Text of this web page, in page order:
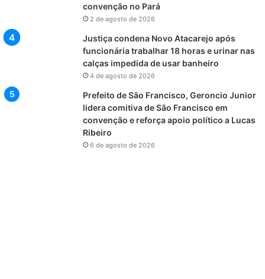
convenção no Pará
2 de agosto de 2026
Justiça condena Novo Atacarejo após
funcionária trabalhar 18 horas e urinar nas
calças impedida de usar banheiro
4 de agosto de 2026
Prefeito de São Francisco, Geroncio Junior
lidera comitiva de São Francisco em
convenção e reforça apoio político a Lucas
Ribeiro
6 de agosto de 2026